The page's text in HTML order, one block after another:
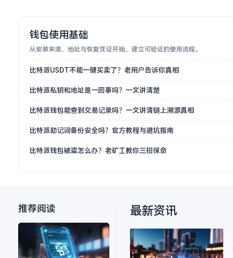
钱包使用基础
从安装来源、地址与恢复凭证开始，建立可验证的使用流程。
比特派USDT不能一键买卖了？老用户告诉你真相
比特派私钥和地址是一回事吗？一文讲清楚
比特派钱包能查到交易记录吗？一文讲清链上溯源真相
比特派助记词备份安全吗？官方教程与避坑指南
比特派钱包被盗怎么办？老矿工教你三招保命
推荐阅读 最新资讯